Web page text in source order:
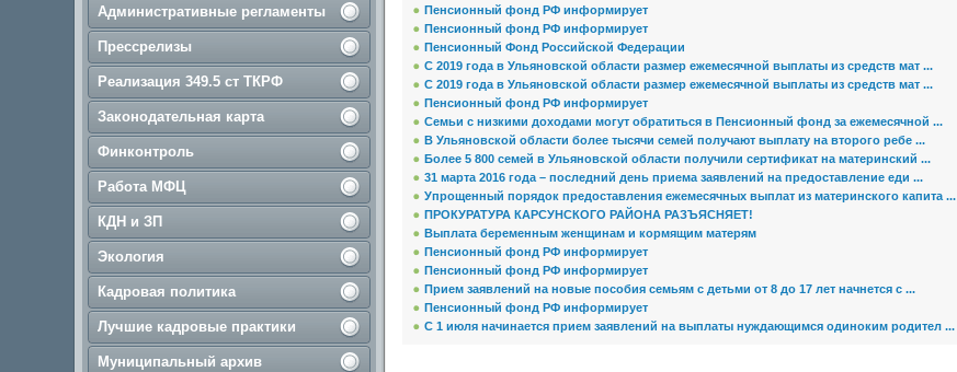
Административные регламенты
Прессрелизы
Реализация 349.5 ст ТКРФ
Законодательная карта
Финконтроль
Работа МФЦ
КДН и ЗП
Экология
Кадровая политика
Лучшие кадровые практики
Муниципальный архив
Пенсионный фонд РФ информирует
Пенсионный фонд РФ информирует
Пенсионный Фонд Российской Федерации
С 2019 года в Ульяновской области размер ежемесячной выплаты из средств мат ...
С 2019 года в Ульяновской области размер ежемесячной выплаты из средств мат ...
Пенсионный фонд РФ информирует
Семьи с низкими доходами могут обратиться в Пенсионный фонд за ежемесячной ...
В Ульяновской области более тысячи семей получают выплату на второго ребе ...
Более 5 800 семей в Ульяновской области получили сертификат на материнский ...
31 марта 2016 года – последний день приема заявлений на предоставление еди ...
Упрощенный порядок предоставления ежемесячных выплат из материнского капита ...
ПРОКУРАТУРА КАРСУНСКОГО РАЙОНА РАЗЪЯСНЯЕТ!
Выплата беременным женщинам и кормящим матерям
Пенсионный фонд РФ информирует
Пенсионный фонд РФ информирует
Прием заявлений на новые пособия семьям с детьми от 8 до 17 лет начнется с ...
Пенсионный фонд РФ информирует
С 1 июля начинается прием заявлений на выплаты нуждающимся одиноким родител ...